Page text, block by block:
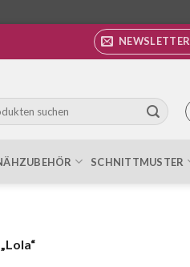
NEWSLETTER
SCHNITTMUSTER